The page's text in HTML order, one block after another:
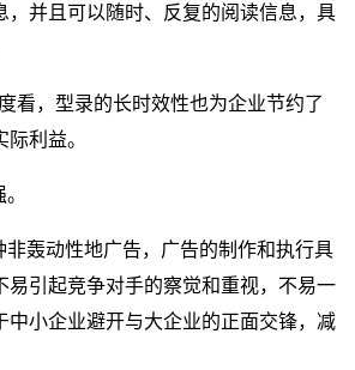
，并且可以随时、反复的阅读信息，具
看，型录的长时效性也为企业节约了
利益。
非轰动性地广告，广告的制作和执行具
易引起竞争对手的察觉和重视，不易一
中小企业避开与大企业的正面交锋，减